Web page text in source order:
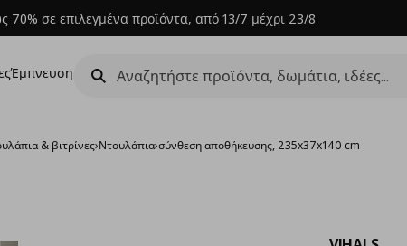
70% σε επιλεγμένα προϊόντα, από 13/7 μέχρι 23/8
Έμπνευση
& βιτρίνες›Ντουλάπια›σύνθεση αποθήκευσης, 235x37x140 cm